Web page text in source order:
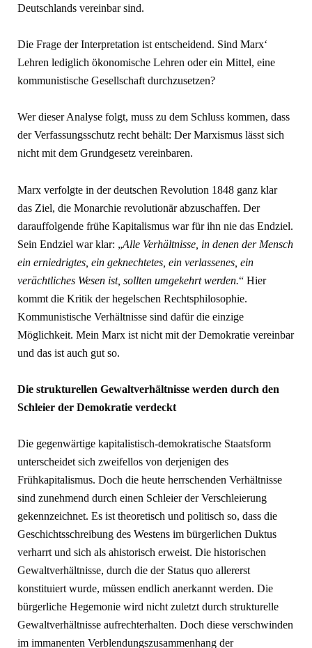
Deutschlands vereinbar sind.
Die Frage der Interpretation ist entscheidend. Sind Marx‘
Lehren lediglich ökonomische Lehren oder ein Mittel, eine
kommunistische Gesellschaft durchzusetzen?
Wer dieser Analyse folgt, muss zu dem Schluss kommen, dass
der Verfassungsschutz recht behält: Der Marxismus lässt sich
nicht mit dem Grundgesetz vereinbaren.
Marx verfolgte in der deutschen Revolution 1848 ganz klar
das Ziel, die Monarchie revolutionär abzuschaffen. Der
darauffolgende frühe Kapitalismus war für ihn nie das Endziel.
Sein Endziel war klar: „Alle Verhältnisse, in denen der Mensch
ein erniedrigtes, ein geknechtetes, ein verlassenes, ein
verächtliches Wesen ist, sollten umgekehrt werden.“ Hier
kommt die Kritik der hegelschen Rechtsphilosophie.
Kommunistische Verhältnisse sind dafür die einzige
Möglichkeit. Mein Marx ist nicht mit der Demokratie vereinbar
und das ist auch gut so.
Die strukturellen Gewaltverhältnisse werden durch den
Schleier der Demokratie verdeckt
Die gegenwärtige kapitalistisch-demokratische Staatsform
unterscheidet sich zweifellos von derjenigen des
Frühkapitalismus. Doch die heute herrschenden Verhältnisse
sind zunehmend durch einen Schleier der Verschleierung
gekennzeichnet. Es ist theoretisch und politisch so, dass die
Geschichtsschreibung des Westens im bürgerlichen Duktus
verharrt und sich als ahistorisch erweist. Die historischen
Gewaltverhältnisse, durch die der Status quo allererst
konstituiert wurde, müssen endlich anerkannt werden. Die
bürgerliche Hegemonie wird nicht zuletzt durch strukturelle
Gewaltverhältnisse aufrechterhalten. Doch diese verschwinden
im immanenten Verblendungszusammenhang der